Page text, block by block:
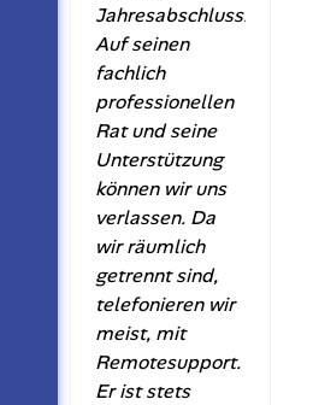
Jahresabschluss.
Auf seinen
fachlich
professionellen
Rat und seine
Unterstützung
können wir uns
verlassen. Da
wir räumlich
getrennt sind,
telefonieren wir
meist, mit
Remotesupport.
Er ist stets